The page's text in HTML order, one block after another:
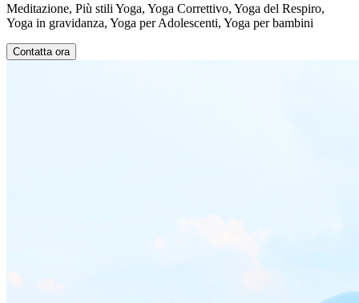
Meditazione, Più stili Yoga, Yoga Correttivo, Yoga del Respiro,
Yoga in gravidanza, Yoga per Adolescenti, Yoga per bambini
Contatta ora